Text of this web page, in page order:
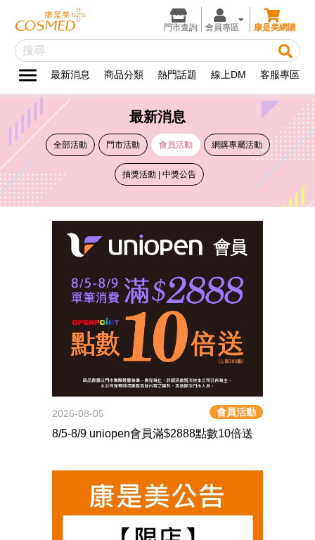
門市查詢 會員專區 康是美網購
最新消息 商品分類 熱門話題 線上DM 客服專區
最新消息
全部活動 門市活動 會員活動 網購專屬活動
抽獎活動 | 中獎公告
2026-08-05 會員活動
8/5-8/9 uniopen會員滿$2888點數10倍送